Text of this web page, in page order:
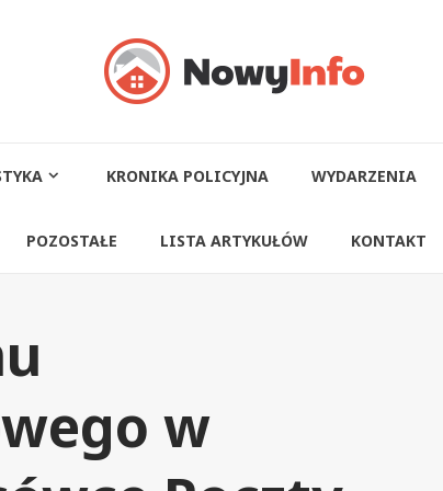
KRONIKA POLICYJNA WYDARZENIA
POZOSTAŁE LISTA ARTYKUŁÓW KONTAKT
w